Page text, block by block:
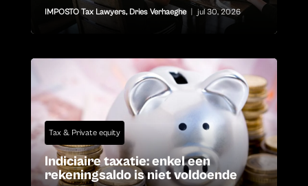
IMPOSTO Tax Lawyers, Dries Verhaeghe jul 30, 2026
Tax & Private equity
Indiciaire taxatie: enkel een
rekeningsaldo is niet voldoende